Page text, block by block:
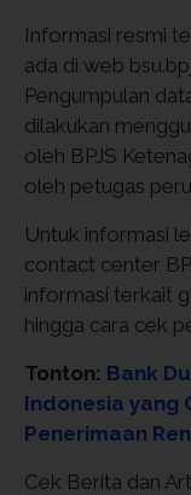
Informasi resmi
ada di web
Pengumpulan
dilakukan
oleh BPJS
oleh petugas
Untuk informasi
contact center
informasi terkait
hingga cara cek
Tonton: Bank
Indonesia yang
Penerimaan
Cek Berita dan